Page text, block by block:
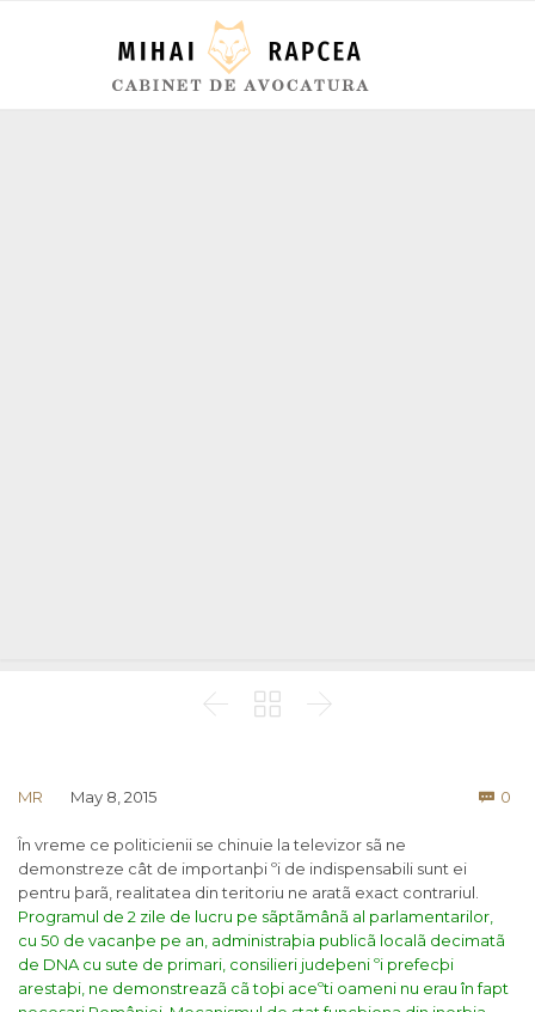
  
MR May 8, 2015  0
În vreme ce politicienii se chinuie la televizor sã ne
demonstreze cât de importanþi ºi de indispensabili sunt ei
pentru þarã, realitatea din teritoriu ne aratã exact contrariul.
Programul de 2 zile de lucru pe sãptãmânã al parlamentarilor,
cu 50 de vacanþe pe an, administraþia publicã localã decimatã
de DNA cu sute de primari, consilieri judeþeni ºi prefecþi
arestaþi, ne demonstreazã cã toþi aceºti oameni nu erau în fapt